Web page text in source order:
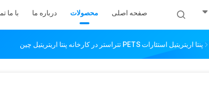
صفحه اصلی محصولات درباره ما با ما
پنتا اریتریتیل استئارات PETS تتراستر در کارخانه پنتا اریتریتیل چین